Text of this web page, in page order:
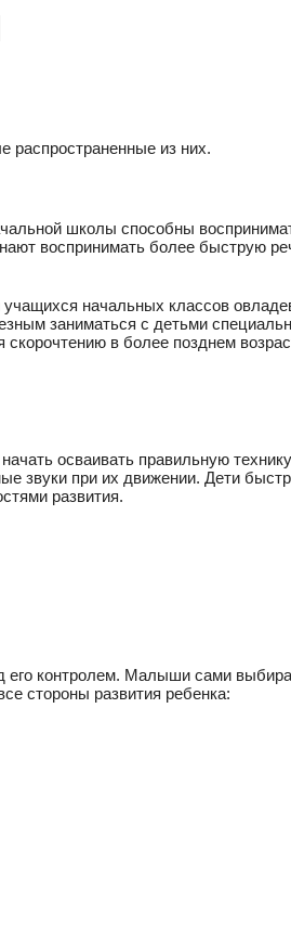
распространенные из них.
школы способны
воспринимать более быструю
начальных классов
заниматься с детьми
в более позднем
осваивать правильную
звуки при их движении. Дети
развития.
его контролем. Малыши сами
стороны развития ребенка: